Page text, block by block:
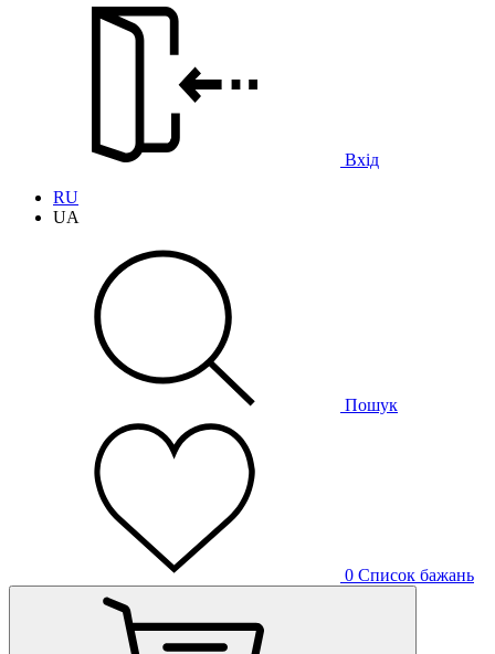
Вхід
RU
UA
Пошук
0 Список бажань